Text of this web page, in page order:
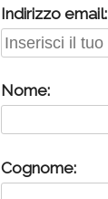
Indirizzo email:
Nome:
Cognome: